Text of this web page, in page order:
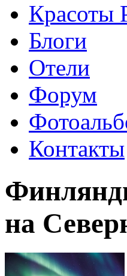
Красоты
Блоги
Отели
Форум
Контакты
на